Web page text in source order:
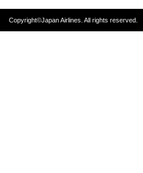
Copyright©Japan Airlines. All rights reserved.